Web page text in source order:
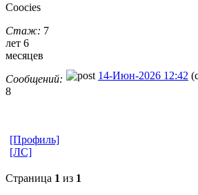
Coocies
Стаж: 7
лет 6
месяцев
Сообщений:
8
14-Июн-2026 12:42
[Профиль]
[ЛС]
Страница 1 из 1